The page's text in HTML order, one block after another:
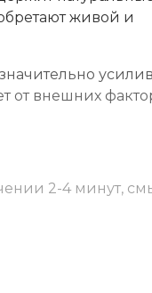
живой и
от внешних
2-4 минут,